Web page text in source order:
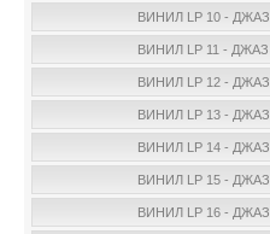
ВИНИЛ LP 10 - ДЖАЗ
ВИНИЛ LP 11 - ДЖАЗ
ВИНИЛ LP 12 - ДЖАЗ
ВИНИЛ LP 13 - ДЖАЗ
ВИНИЛ LP 14 - ДЖАЗ
ВИНИЛ LP 15 - ДЖАЗ
ВИНИЛ LP 16 - ДЖАЗ